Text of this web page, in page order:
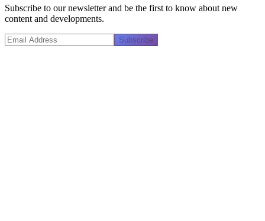
Subscribe to our newsletter and be the first to know about new
content and developments.
Subscribe